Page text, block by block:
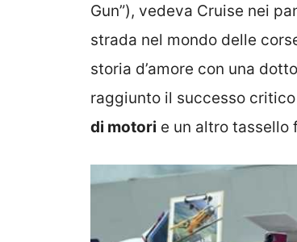
Gun”), vedeva Cruise nei
strada nel mondo delle
storia d’amore con una
raggiunto il successo critico
di motori e un altro tassello